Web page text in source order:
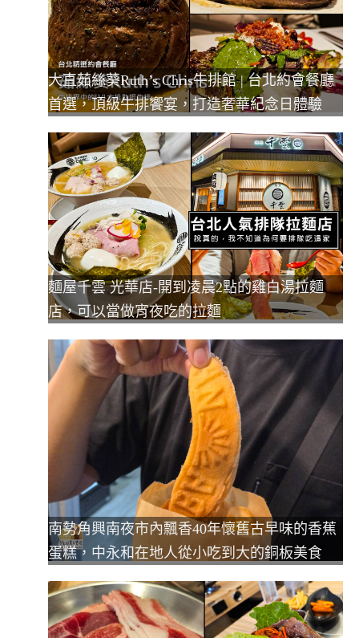
大直茹絲葵Ruth’s Chris牛排館 | 台北約會餐廳
首選，頂級牛排饗宴，打造奢華紀念日體驗
麵屋千雲 光華店-開到凌晨2點的雞白湯拉麵
店，可以當做宵夜吃的拉麵
南勢角興南夜市內飄香40年懷舊古早味的香蕉
蛋糕，中永和在地人從小吃到大的銅板美食